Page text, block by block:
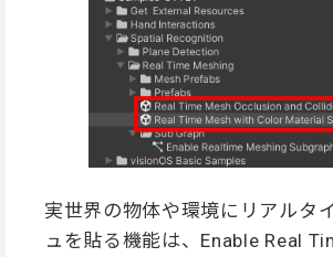
実世界の物体や環境にリアルタ
ュを貼る機能は、Enable Real